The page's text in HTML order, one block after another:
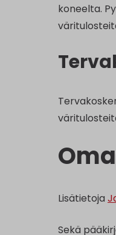
koneelta.
Lisätietoja
Sekä